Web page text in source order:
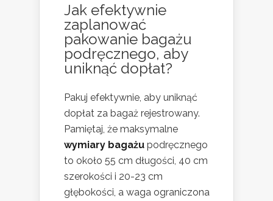
Jak efektywnie
zaplanować
pakowanie bagażu
podręcznego, aby
uniknąć dopłat?
Pakuj efektywnie, aby uniknąć
dopłat za bagaż rejestrowany.
Pamiętaj, że maksymalne
wymiary bagażu podręcznego
to około 55 cm długości, 40 cm
szerokości i 20-23 cm
głębokości, a waga ograniczona